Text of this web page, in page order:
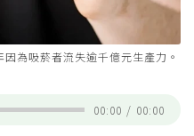
為吸菸者流失逾千億元生產力。
00:00 / 00:00